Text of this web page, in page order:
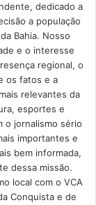
dedicado a
a população
Bahia. Nosso
e o interesse
regional, o
os fatos e a
relevantes da
esportes e
o jornalismo sério
importantes e
bem informada,
dessa missão.
local com o VCA
Conquista e de